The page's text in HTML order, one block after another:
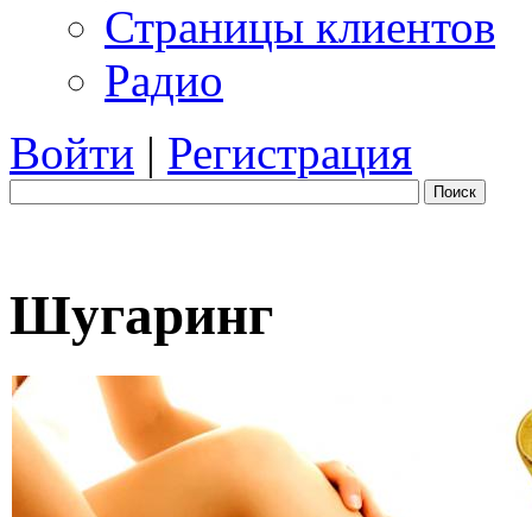
Страницы клиентов
Радио
Войти | Регистрация
Поиск
Шугаринг